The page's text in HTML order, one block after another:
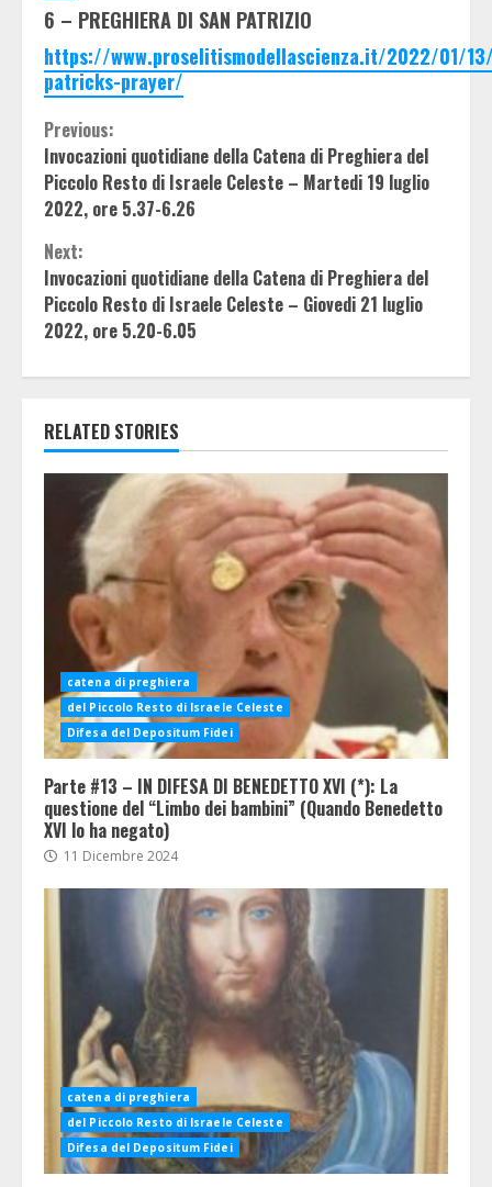
6 – PREGHIERA DI SAN PATRIZIO
https://www.proselitismodellascienza.it/2022/01/
patricks-prayer/
Continue
Reading
Previous:
Invocazioni quotidiane della Catena di Preghiera del
Piccolo Resto di Israele Celeste – Martedi 19 luglio
2022, ore 5.37-6.26
Next:
Invocazioni quotidiane della Catena di Preghiera del
Piccolo Resto di Israele Celeste – Giovedi 21 luglio
2022, ore 5.20-6.05
RELATED STORIES
catena di preghiera
del Piccolo Resto di Israele Celeste
Difesa del Depositum Fidei
Parte #13 – IN DIFESA DI BENEDETTO XVI (*): La
questione del “Limbo dei bambini” (Quando Benedetto
XVI lo ha negato)
11 Dicembre 2024
catena di preghiera
del Piccolo Resto di Israele Celeste
Difesa del Depositum Fidei